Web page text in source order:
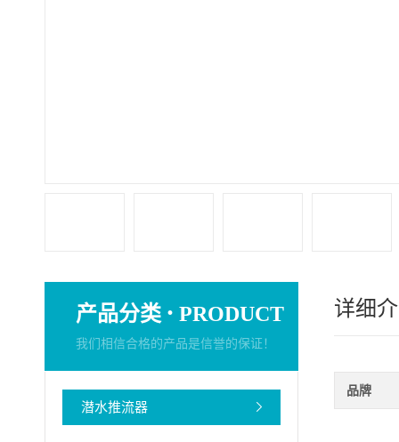
产品分类 · PRODUCT
我们相信合格的产品是信誉的保证！
潜水推流器
详细
品牌